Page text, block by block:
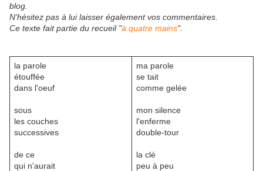
blog.
N'hésitez pas à lui laisser également vos commentaires.
Ce texte fait partie du recueil "à quatre mains".
la parole
étouffée
dans l'oeuf
sous
les couches
successives
de ce
qui n'aurait
ma parole
se tait
comme gelée
mon silence
l'enferme
double-tour
la clé
peu à peu